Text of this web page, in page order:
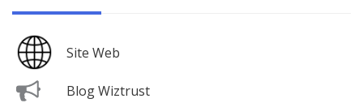
Site Web
Blog Wiztrust